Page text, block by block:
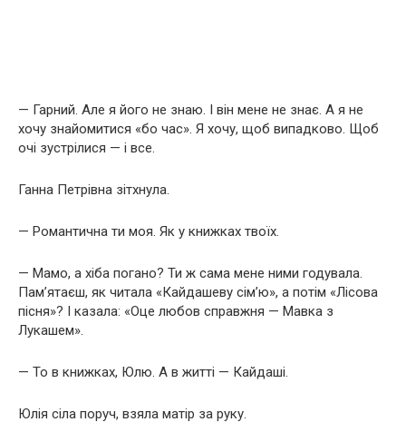
— Гарний. Але я його не знаю. І він мене не знає. А я не
хочу знайомитися «бо час». Я хочу, щоб випадково. Щоб
очі зустрілися — і все.
Ганна Петрівна зітхнула.
— Романтична ти моя. Як у книжках твоїх.
— Мамо, а хіба погано? Ти ж сама мене ними годувала.
Пам’ятаєш, як читала «Кайдашеву сім’ю», а потім «Лісова
пісня»? І казала: «Оце любов справжня — Мавка з
Лукашем».
— То в книжках, Юлю. А в житті — Кайдаші.
Юлія сіла поруч, взяла матір за руку.